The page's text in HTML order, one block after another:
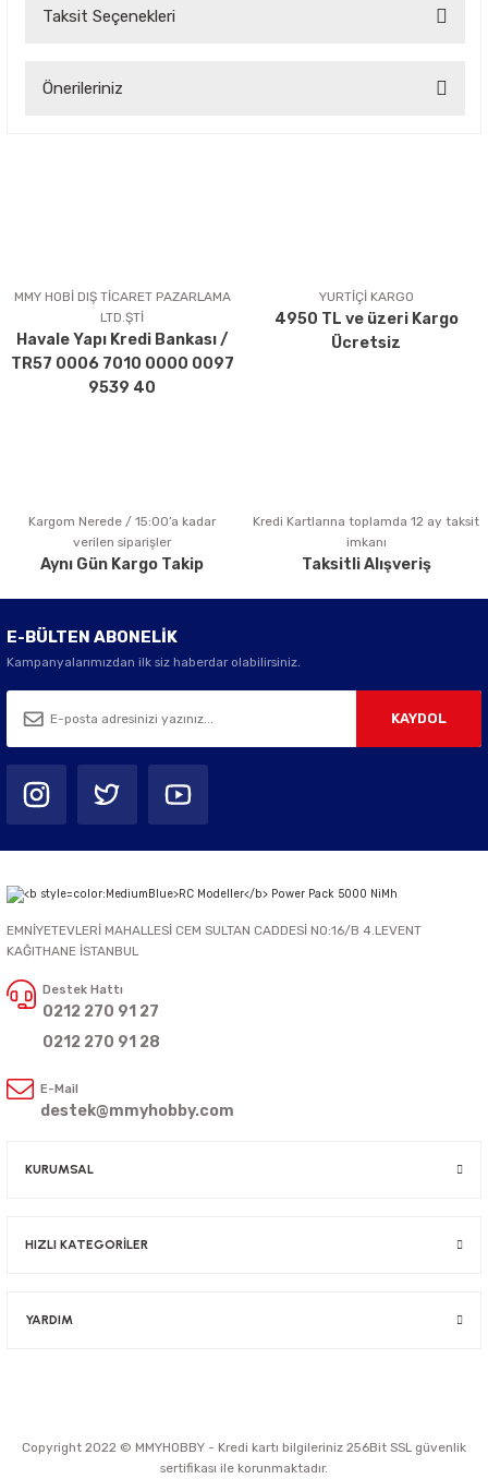
Taksit Seçenekleri
Önerileriniz
Ürün açıklamasında eksik bilgiler bulunuyor.
Ürün bilgilerinde hatalar bulunuyor.
Ürün fiyatı diğer sitelerden daha pahalı.
Bu ürüne benzer farklı alternatifler olmalı.
Gönder
MMY HOBİ DIŞ TİCARET PAZARLAMA
LTD.ŞTİ
Havale Yapı Kredi Bankası /
TR57 0006 7010 0000 0097
9539 40
YURTİÇİ KARGO
4950 TL ve üzeri Kargo
Ücretsiz
Kargom Nerede / 15:00’a kadar
verilen siparişler
Aynı Gün Kargo Takip
Kredi Kartlarına toplamda 12 ay taksit
imkanı
Taksitli Alışveriş
E-BÜLTEN ABONELİK
Kampanyalarımızdan ilk siz haberdar olabilirsiniz.
KAYDOL
EMNİYETEVLERİ MAHALLESİ CEM SULTAN CADDESİ NO:16/B 4.LEVENT
KAĞITHANE İSTANBUL
Destek Hattı
0212 270 91 27
0212 270 91 28
E-Mail
destek@mmyhobby.com
KURUMSAL
HIZLI KATEGORİLER
YARDIM
Copyright 2022 © MMYHOBBY - Kredi kartı bilgileriniz 256Bit SSL güvenlik
sertifikası ile korunmaktadır.